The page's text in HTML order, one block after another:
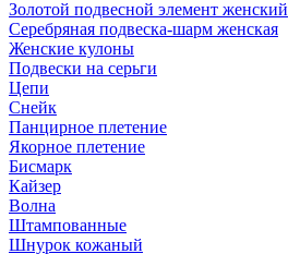
Золотой подвесной элемент женcкий
Серебряная подвеска-шарм женская
Женские кулоны
Подвески на серьги
Цепи
Снейк
Панцирное плетение
Якорное плетение
Бисмарк
Кайзер
Волна
Штампованные
Шнурок кожаный